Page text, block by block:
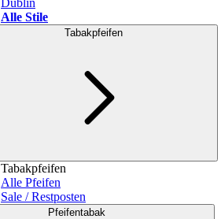
Dublin
Alle Stile
Tabakpfeifen
Tabakpfeifen
Alle Pfeifen
Sale / Restposten
Pfeifentabak